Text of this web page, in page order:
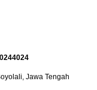
Jawa Tengah